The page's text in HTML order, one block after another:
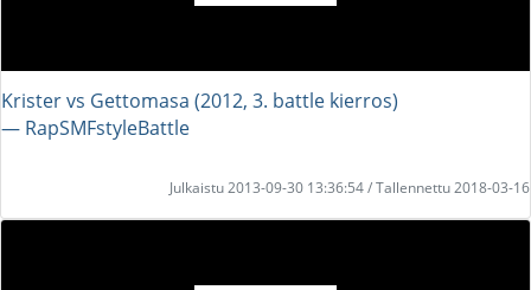
Krister vs Gettomasa (2012, 3. battle kierros)
― RapSMFstyleBattle
Julkaistu 2013-09-30 13:36:54 / Tallennettu 2018-03-16